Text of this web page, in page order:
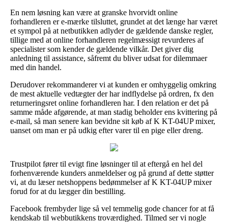
En nem løsning kan være at granske hvorvidt online
forhandleren er e-mærke tilsluttet, grundet at det længe har været
et sympol på at netbutikken adlyder de gældende danske regler,
tillige med at online forhandleren regelmæssigt revurderes af
specialister som kender de gældende vilkår. Det giver dig
anledning til assistance, såfremt du bliver udsat for dilemmaer
med din handel.
Derudover rekommanderer vi at kunden er omhyggelig omkring
de mest aktuelle vedtægter der har indflydelse på ordren, fx den
returneringsret online forhandleren har. I den relation er det på
samme måde afgørende, at man stadig beholder ens kvittering på
e-mail, så man senere kan bevidne sit køb af K KT-04UP mixer,
uanset om man er på udkig efter varer til en pige eller dreng.
Trustpilot fører til evigt fine løsninger til at eftergå en hel del
forhenværende kunders anmeldelser og på grund af dette støtter
vi, at du læser netshoppens bedømmelser af K KT-04UP mixer
forud for at du lægger din bestilling.
Facebook frembyder lige så vel temmelig gode chancer for at få
kendskab til webbutikkens troværdighed. Tilmed ser vi nogle